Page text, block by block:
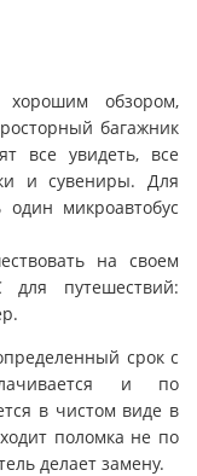
обзором,
багажник
все увидеть, все
и сувениры. Для
микроавтобус
на своем
для путешествий:
срок с
и по
в чистом виде в
поломка не по
делает замену.